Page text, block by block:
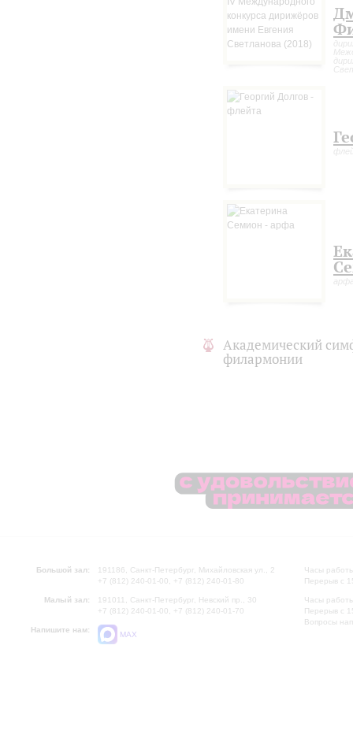
Академический
филармонии
Большой зал:
191186, Санкт-Петербург, Михайловская ул., 2
+7 (812) 240-01-00, +7 (812) 240-01-80
Малый зал:
191011, Санкт-Петербург, Невский пр., 30
+7 (812) 240-01-00, +7 (812) 240-01-70
Напишите нам:
MAX
Часы
Перерыв с
Часы
Перерыв с
Вопросы